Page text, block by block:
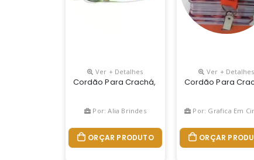
Ver + Detalhes
Cordão Para Crachá, Personalização Em
Por: Alia Brindes
ORÇAR PRODUTO
Ver + Detalhes
Cordão Para
Por: Grafica Em
ORÇAR